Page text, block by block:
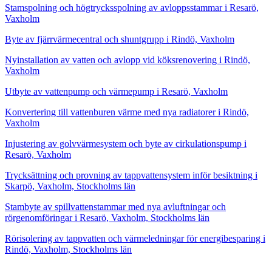
Stamspolning och högtrycksspolning av avloppsstammar i Resarö,
Vaxholm
Byte av fjärrvärmecentral och shuntgrupp i Rindö, Vaxholm
Nyinstallation av vatten och avlopp vid köksrenovering i Rindö,
Vaxholm
Utbyte av vattenpump och värmepump i Resarö, Vaxholm
Konvertering till vattenburen värme med nya radiatorer i Rindö,
Vaxholm
Injustering av golvvärmesystem och byte av cirkulationspump i
Resarö, Vaxholm
Trycksättning och provning av tappvattensystem inför besiktning i
Skarpö, Vaxholm, Stockholms län
Stambyte av spillvattenstammar med nya avluftningar och
rörgenomföringar i Resarö, Vaxholm, Stockholms län
Rörisolering av tappvatten och värmeledningar för energibesparing i
Rindö, Vaxholm, Stockholms län